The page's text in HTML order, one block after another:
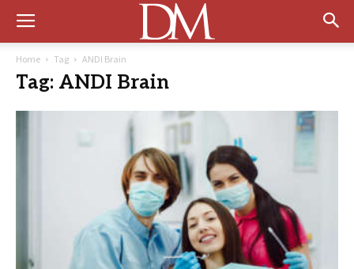
Home Tag ANDI Brain
Tag: ANDI Brain